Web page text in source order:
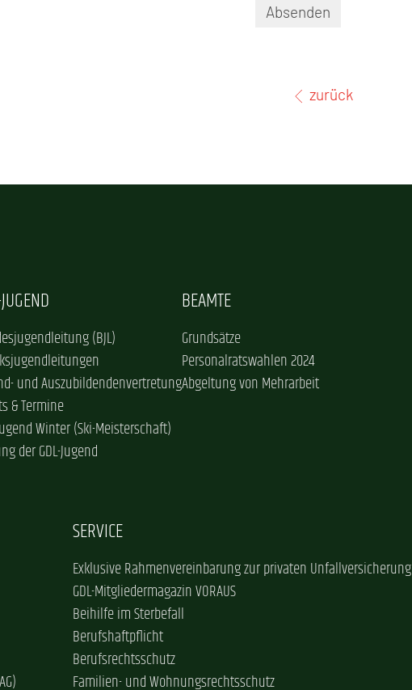
Absenden
zurück
(BJL)
und Auszubildendenvertretung
& Termine
Winter (Ski-Meisterschaft)
der GDL-Jugend
BEAMTE
Grundsätze
Personalratswahlen 2024
Abgeltung von Mehrarbeit
SERVICE
Exklusive Rahmenvereinbarung zur privaten Unfallversicherung
GDL-Mitgliedermagazin VORAUS
Beihilfe im Sterbefall
Berufshaftpflicht
Berufsrechtsschutz
Familien- und Wohnungsrechtsschutz